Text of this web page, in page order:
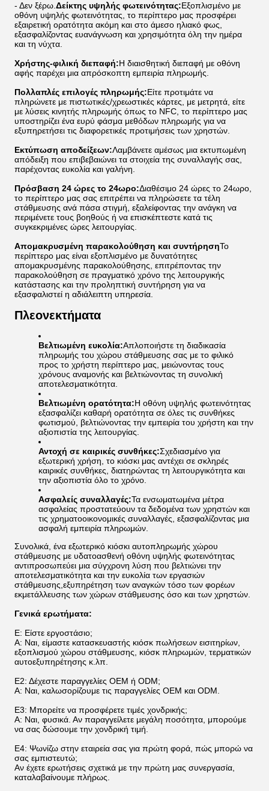
- Δεν ξέρω. Δείκτης υψηλής φωτεινότητας:Εξοπλισμένο με
οθόνη υψηλής φωτεινότητας, το περίπτερο μας προσφέρει
εξαιρετική ορατότητα ακόμη και στο άμεσο ηλιακό φως,
εξασφαλίζοντας ευανάγνωση και χρησιμότητα όλη την ημέρα
και τη νύχτα.
Χρήστης-φιλική διεπαφή:Η διαισθητική διεπαφή με οθόνη
αφής παρέχει μια απρόσκοπτη εμπειρία πληρωμής.
Πολλαπλές επιλογές πληρωμής:Είτε προτιμάτε να
πληρώνετε με πιστωτικές/χρεωστικές κάρτες, με μετρητά, είτε
με λύσεις κινητής πληρωμής όπως το NFC, το περίπτερο μας
υποστηρίζει ένα ευρύ φάσμα μεθόδων πληρωμής για να
εξυπηρετήσει τις διαφορετικές προτιμήσεις των χρηστών.
Εκτύπωση αποδείξεων:Λαμβάνετε αμέσως μια εκτυπωμένη
απόδειξη που επιβεβαιώνει τα στοιχεία της συναλλαγής σας,
παρέχοντας ευκολία και γαλήνη.
Πρόσβαση 24 ώρες το 24ωρο:Διαθέσιμο 24 ώρες το 24ωρο,
το περίπτερο μας σας επιτρέπει να πληρώσετε τα τέλη
στάθμευσης ανά πάσα στιγμή, εξαλείφοντας την ανάγκη να
περιμένετε τους βοηθούς ή να επισκέπτεστε κατά τις
συγκεκριμένες ώρες λειτουργίας.
Απομακρυσμένη παρακολούθηση και συντήρησηΤο
περίπτερο μας είναι εξοπλισμένο με δυνατότητες
απομακρυσμένης παρακολούθησης, επιτρέποντας την
παρακολούθηση σε πραγματικό χρόνο της λειτουργικής
κατάστασης και την προληπτική συντήρηση για να
εξασφαλιστεί η αδιάλειπτη υπηρεσία.
Πλεονεκτήματα
Βελτιωμένη ευκολία:Απλοποιήστε τη διαδικασία
πληρωμής του χώρου στάθμευσης σας με το φιλικό
προς το χρήστη περίπτερο μας, μειώνοντας τους
χρόνους αναμονής και βελτιώνοντας τη συνολική
αποτελεσματικότητα.
Βελτιωμένη ορατότητα:Η οθόνη υψηλής φωτεινότητας
εξασφαλίζει καθαρή ορατότητα σε όλες τις συνθήκες
φωτισμού, βελτιώνοντας την εμπειρία του χρήστη και την
αξιοπιστία της λειτουργίας.
Αντοχή σε καιρικές συνθήκες:Σχεδιασμένο για
εξωτερική χρήση, το κιόσκι μας αντέχει σε σκληρές
καιρικές συνθήκες, διατηρώντας τη λειτουργικότητα και
την αξιοπιστία όλο το χρόνο.
Ασφαλείς συναλλαγές:Τα ενσωματωμένα μέτρα
ασφαλείας προστατεύουν τα δεδομένα των χρηστών και
τις χρηματοοικονομικές συναλλαγές, εξασφαλίζοντας μια
ασφαλή εμπειρία πληρωμών.
Συνολικά, ένα εξωτερικό κιόσκι αυτοπληρωμής χώρου
στάθμευσης με υδατοασθενή οθόνη υψηλής φωτεινότητας
αντιπροσωπεύει μια σύγχρονη λύση που βελτιώνει την
αποτελεσματικότητα και την ευκολία των εργασιών
στάθμευσης,εξυπηρέτηση των αναγκών τόσο των φορέων
εκμετάλλευσης των χώρων στάθμευσης όσο και των χρηστών.
Γενικά ερωτήματα:
Ε: Είστε εργοστάσιο;
Α: Ναι, είμαστε κατασκευαστής κιόσκ πωλήσεων εισιτηρίων,
εξοπλισμού χώρου στάθμευσης, κιόσκ πληρωμών, τερματικών
αυτοεξυπηρέτησης κ.λπ.
Ε2: Δέχεστε παραγγελίες OEM ή ODM;
Α: Ναι, καλωσορίζουμε τις παραγγελίες OEM και ODM.
Ε3: Μπορείτε να προσφέρετε τιμές χονδρικής;
Α: Ναι, φυσικά. Αν παραγγείλετε μεγάλη ποσότητα, μπορούμε
να σας δώσουμε την χονδρική τιμή.
Ε4: Ψωνίζω στην εταιρεία σας για πρώτη φορά, πώς μπορώ να
σας εμπιστευτώ;
Αν έχετε ερωτήσεις σχετικά με την πρώτη μας συνεργασία,
καταλαβαίνουμε πλήρως.